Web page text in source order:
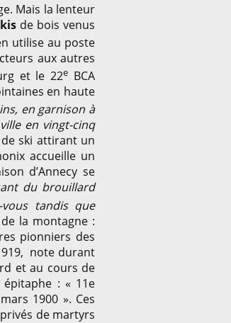
Mais la lenteur
de bois venus
utilise au poste
aux autres
et le 22e BCA
en haute
en garnison à
en vingt-cinq
ski attirant un
accueille un
d’Annecy se
du brouillard
vous tandis que
la montagne :
pionniers des
note durant
et au cours de
: « 11e
1900 ». Ces
de martyrs